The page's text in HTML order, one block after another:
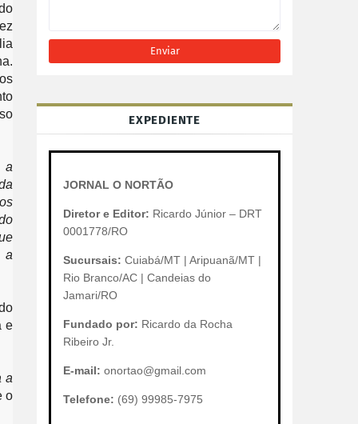
a
a
e
a
o
EXPEDIENTE
JORNAL O NORTÃO
Diretor e Editor: Ricardo Júnior – DRT
0001778/RO
Sucursais: Cuiabá/MT | Aripuanã/MT |
Rio Branco/AC | Candeias do
Jamari/RO
Fundado por: Ricardo da Rocha
Ribeiro Jr.
E-mail: onortao@gmail.com
Telefone: (69) 99985-7975